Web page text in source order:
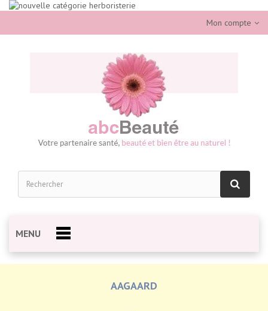
Mon compte
MENU
AAGAARD